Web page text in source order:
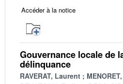
Accéder à la notice
Gouvernance locale de
délinquance
RAVERAT, Laurent